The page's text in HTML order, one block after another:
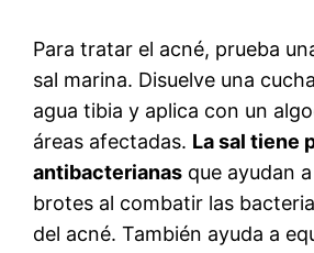
Para tratar el acné, prueba
sal marina. Disuelve una
agua tibia y aplica con un
áreas afectadas. La sal tiene
antibacterianas que ayudan
brotes al combatir las
del acné. También ayuda a